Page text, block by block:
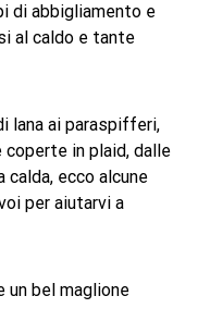
di abbigliamento e
al caldo e tante
lana ai paraspifferi,
coperte in plaid, dalle
calda, ecco alcune
per aiutarvi a
un bel maglione